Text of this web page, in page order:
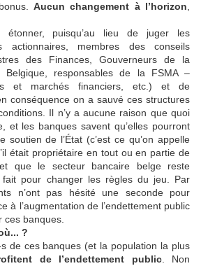
Aucun changement à l’horizon
puisqu’au lieu de juger les
actionnaires, membres des conseils
des Finances, Gouverneurs de la
Belgique, responsables de la FSMA –
et marchés financiers, etc.) et de
conséquence on a sauvé ces structures
Il n’y a aucune raison que quoi
et les banques savent qu’elles pourront
soutien de l’État (c’est ce qu’on appelle
était propriétaire en tout ou en partie de
que le secteur bancaire belge reste
fait pour changer les règles du jeu. Par
n’ont pas hésité une seconde pour
à l’augmentation de l’endettement public
ces banques.
?
de ces banques (et la population la plus
de l’endettement public. Non